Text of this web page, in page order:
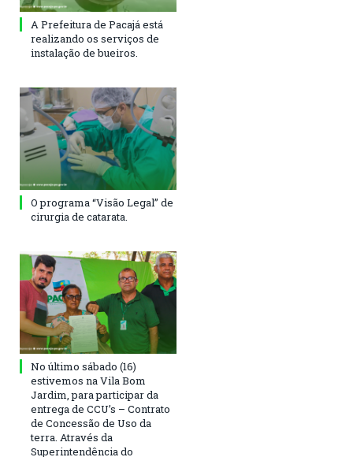
A Prefeitura de Pacajá está
realizando os serviços de
instalação de bueiros.
O programa “Visão Legal” de
cirurgia de catarata.
No último sábado (16)
estivemos na Vila Bom
Jardim, para participar da
entrega de CCU’s – Contrato
de Concessão de Uso da
terra. Através da
Superintendência do